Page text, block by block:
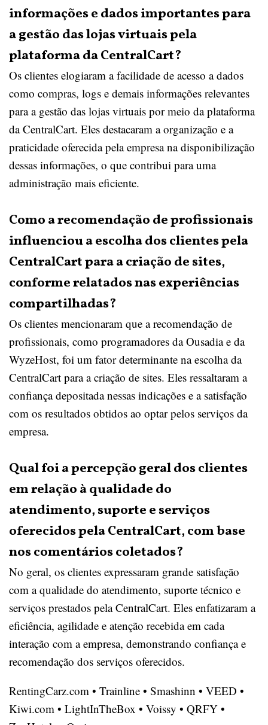
informações e dados importantes para
a gestão das lojas virtuais pela
plataforma da CentralCart?
Os clientes elogiaram a facilidade de acesso a dados
como compras, logs e demais informações relevantes
para a gestão das lojas virtuais por meio da plataforma
da CentralCart. Eles destacaram a organização e a
praticidade oferecida pela empresa na disponibilização
dessas informações, o que contribui para uma
administração mais eficiente.
Como a recomendação de profissionais
influenciou a escolha dos clientes pela
CentralCart para a criação de sites,
conforme relatados nas experiências
compartilhadas?
Os clientes mencionaram que a recomendação de
profissionais, como programadores da Ousadia e da
WyzeHost, foi um fator determinante na escolha da
CentralCart para a criação de sites. Eles ressaltaram a
confiança depositada nessas indicações e a satisfação
com os resultados obtidos ao optar pelos serviços da
empresa.
Qual foi a percepção geral dos clientes
em relação à qualidade do
atendimento, suporte e serviços
oferecidos pela CentralCart, com base
nos comentários coletados?
No geral, os clientes expressaram grande satisfação
com a qualidade do atendimento, suporte técnico e
serviços prestados pela CentralCart. Eles enfatizaram a
eficiência, agilidade e atenção recebida em cada
interação com a empresa, demonstrando confiança e
recomendação dos serviços oferecidos.
RentingCarz.com • Trainline • Smashinn • VEED •
Kiwi.com • LightInTheBox • Voissy • QRFY •